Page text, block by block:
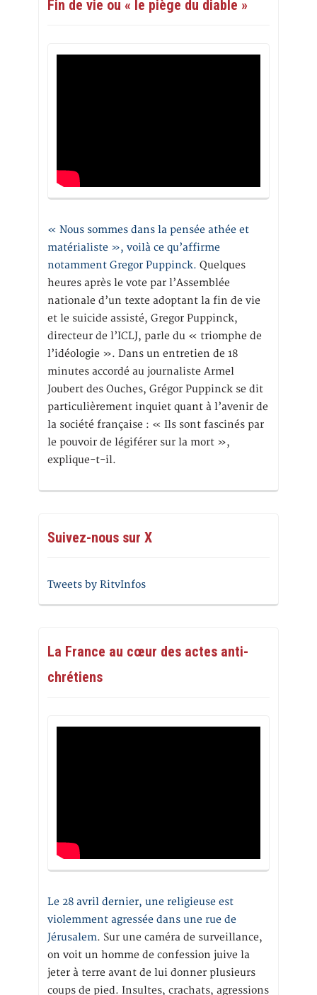
Fin de vie ou « le piège du diable »
« Nous sommes dans la pensée athée et
matérialiste », voilà ce qu’affirme
notamment Gregor Puppinck. Quelques
heures après le vote par l’Assemblée
nationale d’un texte adoptant la fin de vie
et le suicide assisté, Gregor Puppinck,
directeur de l’ICLJ, parle du « triomphe de
l’idéologie ». Dans un entretien de 18
minutes accordé au journaliste Armel
Joubert des Ouches, Grégor Puppinck se dit
particulièrement inquiet quant à l’avenir de
la société française : « Ils sont fascinés par
le pouvoir de légiférer sur la mort »,
explique-t-il.
Suivez-nous sur X
Tweets by RitvInfos
La France au cœur des actes anti-
chrétiens
Le 28 avril dernier, une religieuse est
violemment agressée dans une rue de
Jérusalem. Sur une caméra de surveillance,
on voit un homme de confession juive la
jeter à terre avant de lui donner plusieurs
coups de pied. Insultes, crachats, agressions